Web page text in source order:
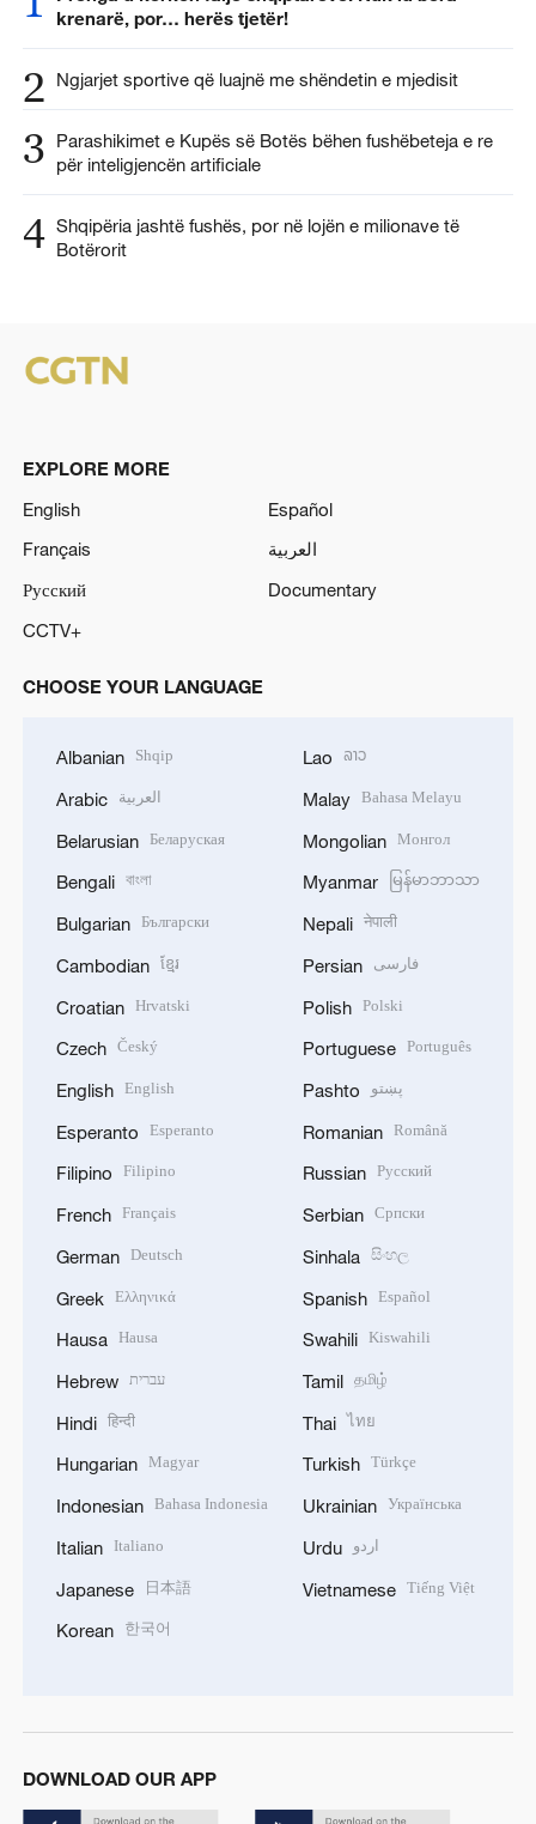
krenarë, por… herës tjetër!
2 Ngjarjet sportive që luajnë me shëndetin e mjedisit
3
Parashikimet e Kupës së Botës bëhen fushëbeteja e re
për inteligjencën artificiale
4 Shqipëria jashtë fushës, por në lojën e milionave të
Botërorit
EXPLORE MORE
English
Español
Français
العربية
Русский
Documentary
CCTV+
CHOOSE YOUR LANGUAGE
Albanian Shqip
Arabic العربية
Belarusian Беларуская
Bengali বাংলা
Bulgarian Български
Cambodian ខ្មែរ
Croatian Hrvatski
Czech Český
English English
Esperanto Esperanto
Filipino Filipino
French Français
German Deutsch
Greek Ελληνικά
Hausa Hausa
Hebrew עברית
Hindi हिन्दी
Hungarian Magyar
Indonesian Bahasa Indonesia
Italian Italiano
Japanese 日本語
Korean 한국어
Lao ລາວ
Malay Bahasa Melayu
Mongolian Монгол
Myanmar မြန်မာဘာသာ
Nepali नेपाली
Persian فارسی
Polish Polski
Portuguese Português
Pashto پښتو
Romanian Română
Russian Русский
Serbian Српски
Sinhala සිංහල
Spanish Español
Swahili Kiswahili
Tamil தமிழ்
Thai ไทย
Turkish Türkçe
Ukrainian Українська
Urdu اردو
Vietnamese Tiếng Việt
DOWNLOAD OUR APP